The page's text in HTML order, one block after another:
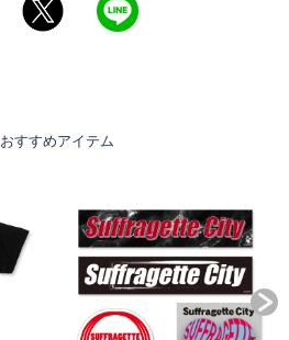
おすすめアイテム